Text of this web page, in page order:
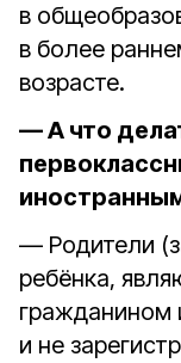
в
в более
возрасте.
— А что
— Родители
ребёнка,
гражданином
и не